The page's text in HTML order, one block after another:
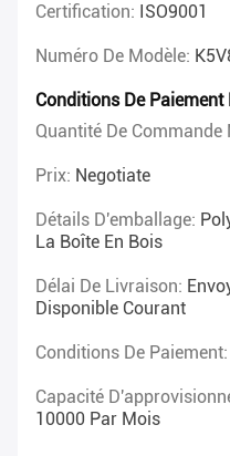
Certification: ISO9001
Numéro De Modèle:
Conditions De Paiement
Quantité De Commande
Prix: Negotiate
Détails D'emballage:
La Boîte En Bois
Délai De Livraison:
Disponible Courant
Conditions De Paiement:
Capacité
10000 Par Mois